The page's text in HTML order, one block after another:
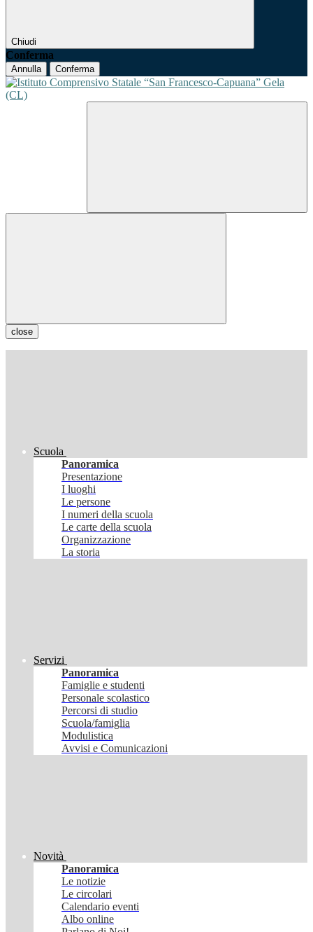
Chiudi
Conferma
Annulla Conferma
close
Scuola
Panoramica
Presentazione
I luoghi
Le persone
I numeri della scuola
Le carte della scuola
Organizzazione
La storia
Servizi
Panoramica
Famiglie e studenti
Personale scolastico
Percorsi di studio
Scuola/famiglia
Modulistica
Avvisi e Comunicazioni
Novità
Panoramica
Le notizie
Le circolari
Calendario eventi
Albo online